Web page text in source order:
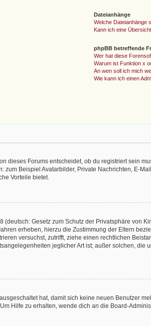
Dateianhänge
Welche Dateianhänge
Kann ich eine
phpBB betreffende
Wer hat diese
Warum ist Funktion x
An wen soll ich mich
Wie kann ich einen
dieses Forums entscheidet, ob du registriert sein
Beispiel Avatarbilder, Private Nachrichten, E-
Vorteile bietet.
(deutsch: Gesetz zum Schutz der Privatsphäre von
erheben, hierzu die Zustimmung der Eltern
versuchst, zutrifft, ziehe einen rechtlichen
jeglicher Art ist; außer solchen, die
hat, damit sich keine neuen Benutzer
Hilfe zu erhalten, wende dich an die Board-